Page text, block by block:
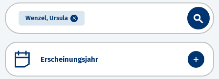
Wenzel, Ursula
Erscheinungsjahr